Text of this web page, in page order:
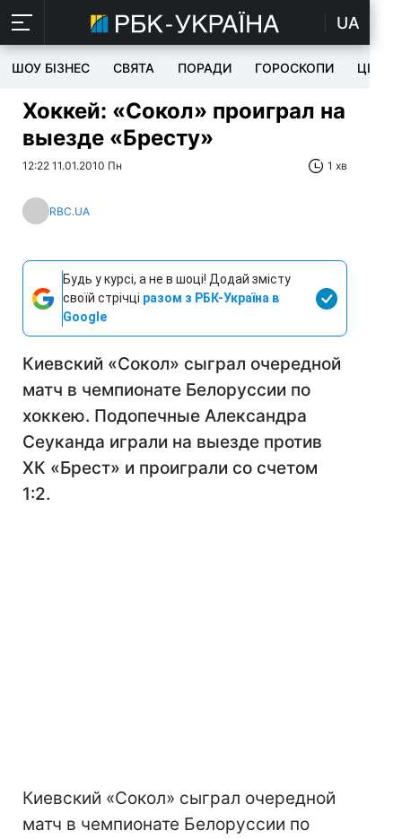
UA
ШОУ БІЗНЕС СВЯТА ПОРАДИ ГОРОСКОПИ ЦІКАВЕ
Хоккей: «Сокол» проиграл на
выезде «Бресту»
12:22 11.01.2010 Пн 1 хв
RBC.UA
Будь у курсі, а не в шоці! Додай змісту
своїй стрічці разом з РБК-Україна в
Google
Киевский «Сокол» сыграл очередной
матч в чемпионате Белоруссии по
хоккею. Подопечные Александра
Сеуканда играли на выезде против
ХК «Брест» и проиграли со счетом
1:2.
Киевский «Сокол» сыграл очередной
матч в чемпионате Белоруссии по